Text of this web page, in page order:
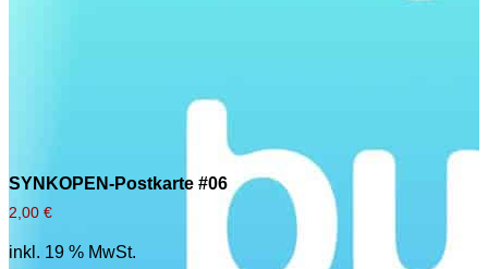
SYNKOPEN-Postkarte #06
2,00 €
inkl. 19 % MwSt.